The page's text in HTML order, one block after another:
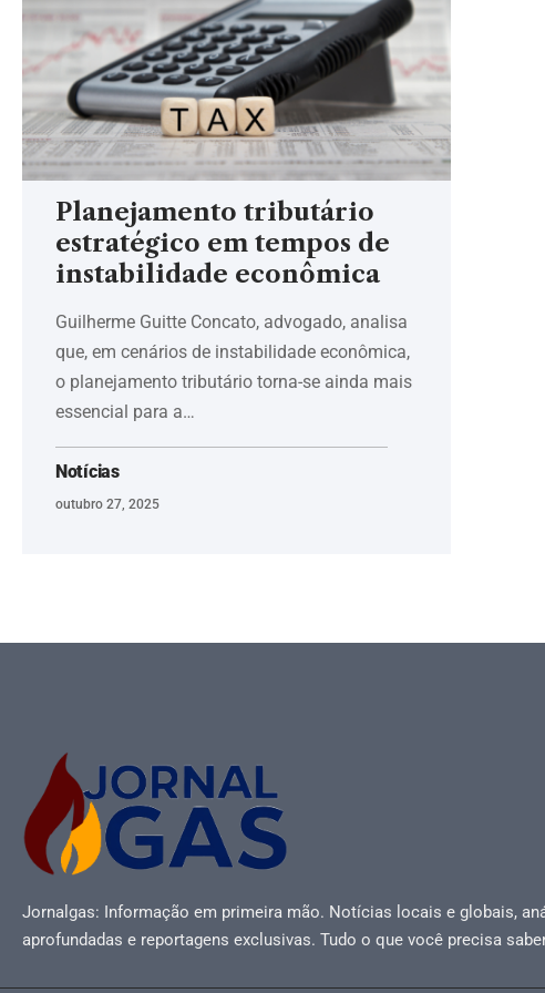
Planejamento tributário
estratégico em tempos de
instabilidade econômica
Guilherme Guitte Concato, advogado, analisa
que, em cenários de instabilidade econômica,
o planejamento tributário torna-se ainda mais
essencial para a…
Notícias
outubro 27, 2025
Jornalgas: Informação em primeira mão. Notícias locais e globais,
aprofundadas e reportagens exclusivas. Tudo o que você precisa